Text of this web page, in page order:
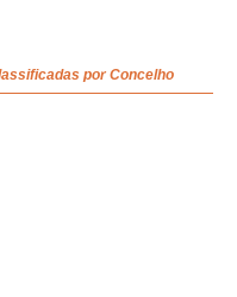
por Concelho